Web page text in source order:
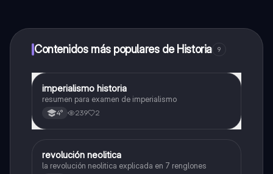
a determinadas funciones.
Contenidos más populares de Historia 9
Historia
imperialismo historia
resumen para examen de imperialismo
4° 239 2
Historia
revolución neolitica
la revolución neolitica explicada en 7 renglones